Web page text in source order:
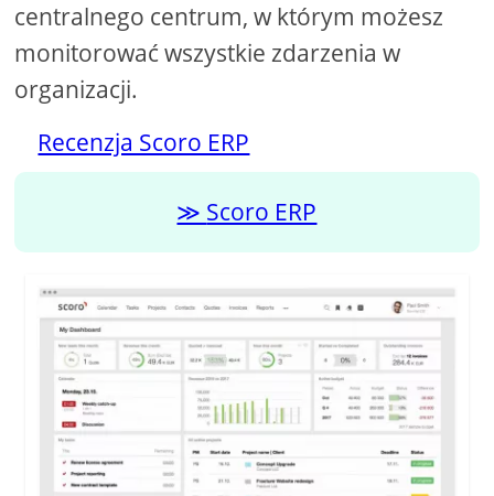
centralnego centrum, w którym możesz
monitorować wszystkie zdarzenia w
organizacji.
Recenzja Scoro ERP
Scoro ERP